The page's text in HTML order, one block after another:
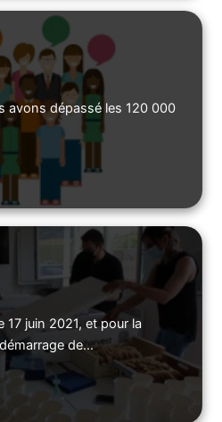
avons dépassé les 120 000
juin 2021, et pour la
de…